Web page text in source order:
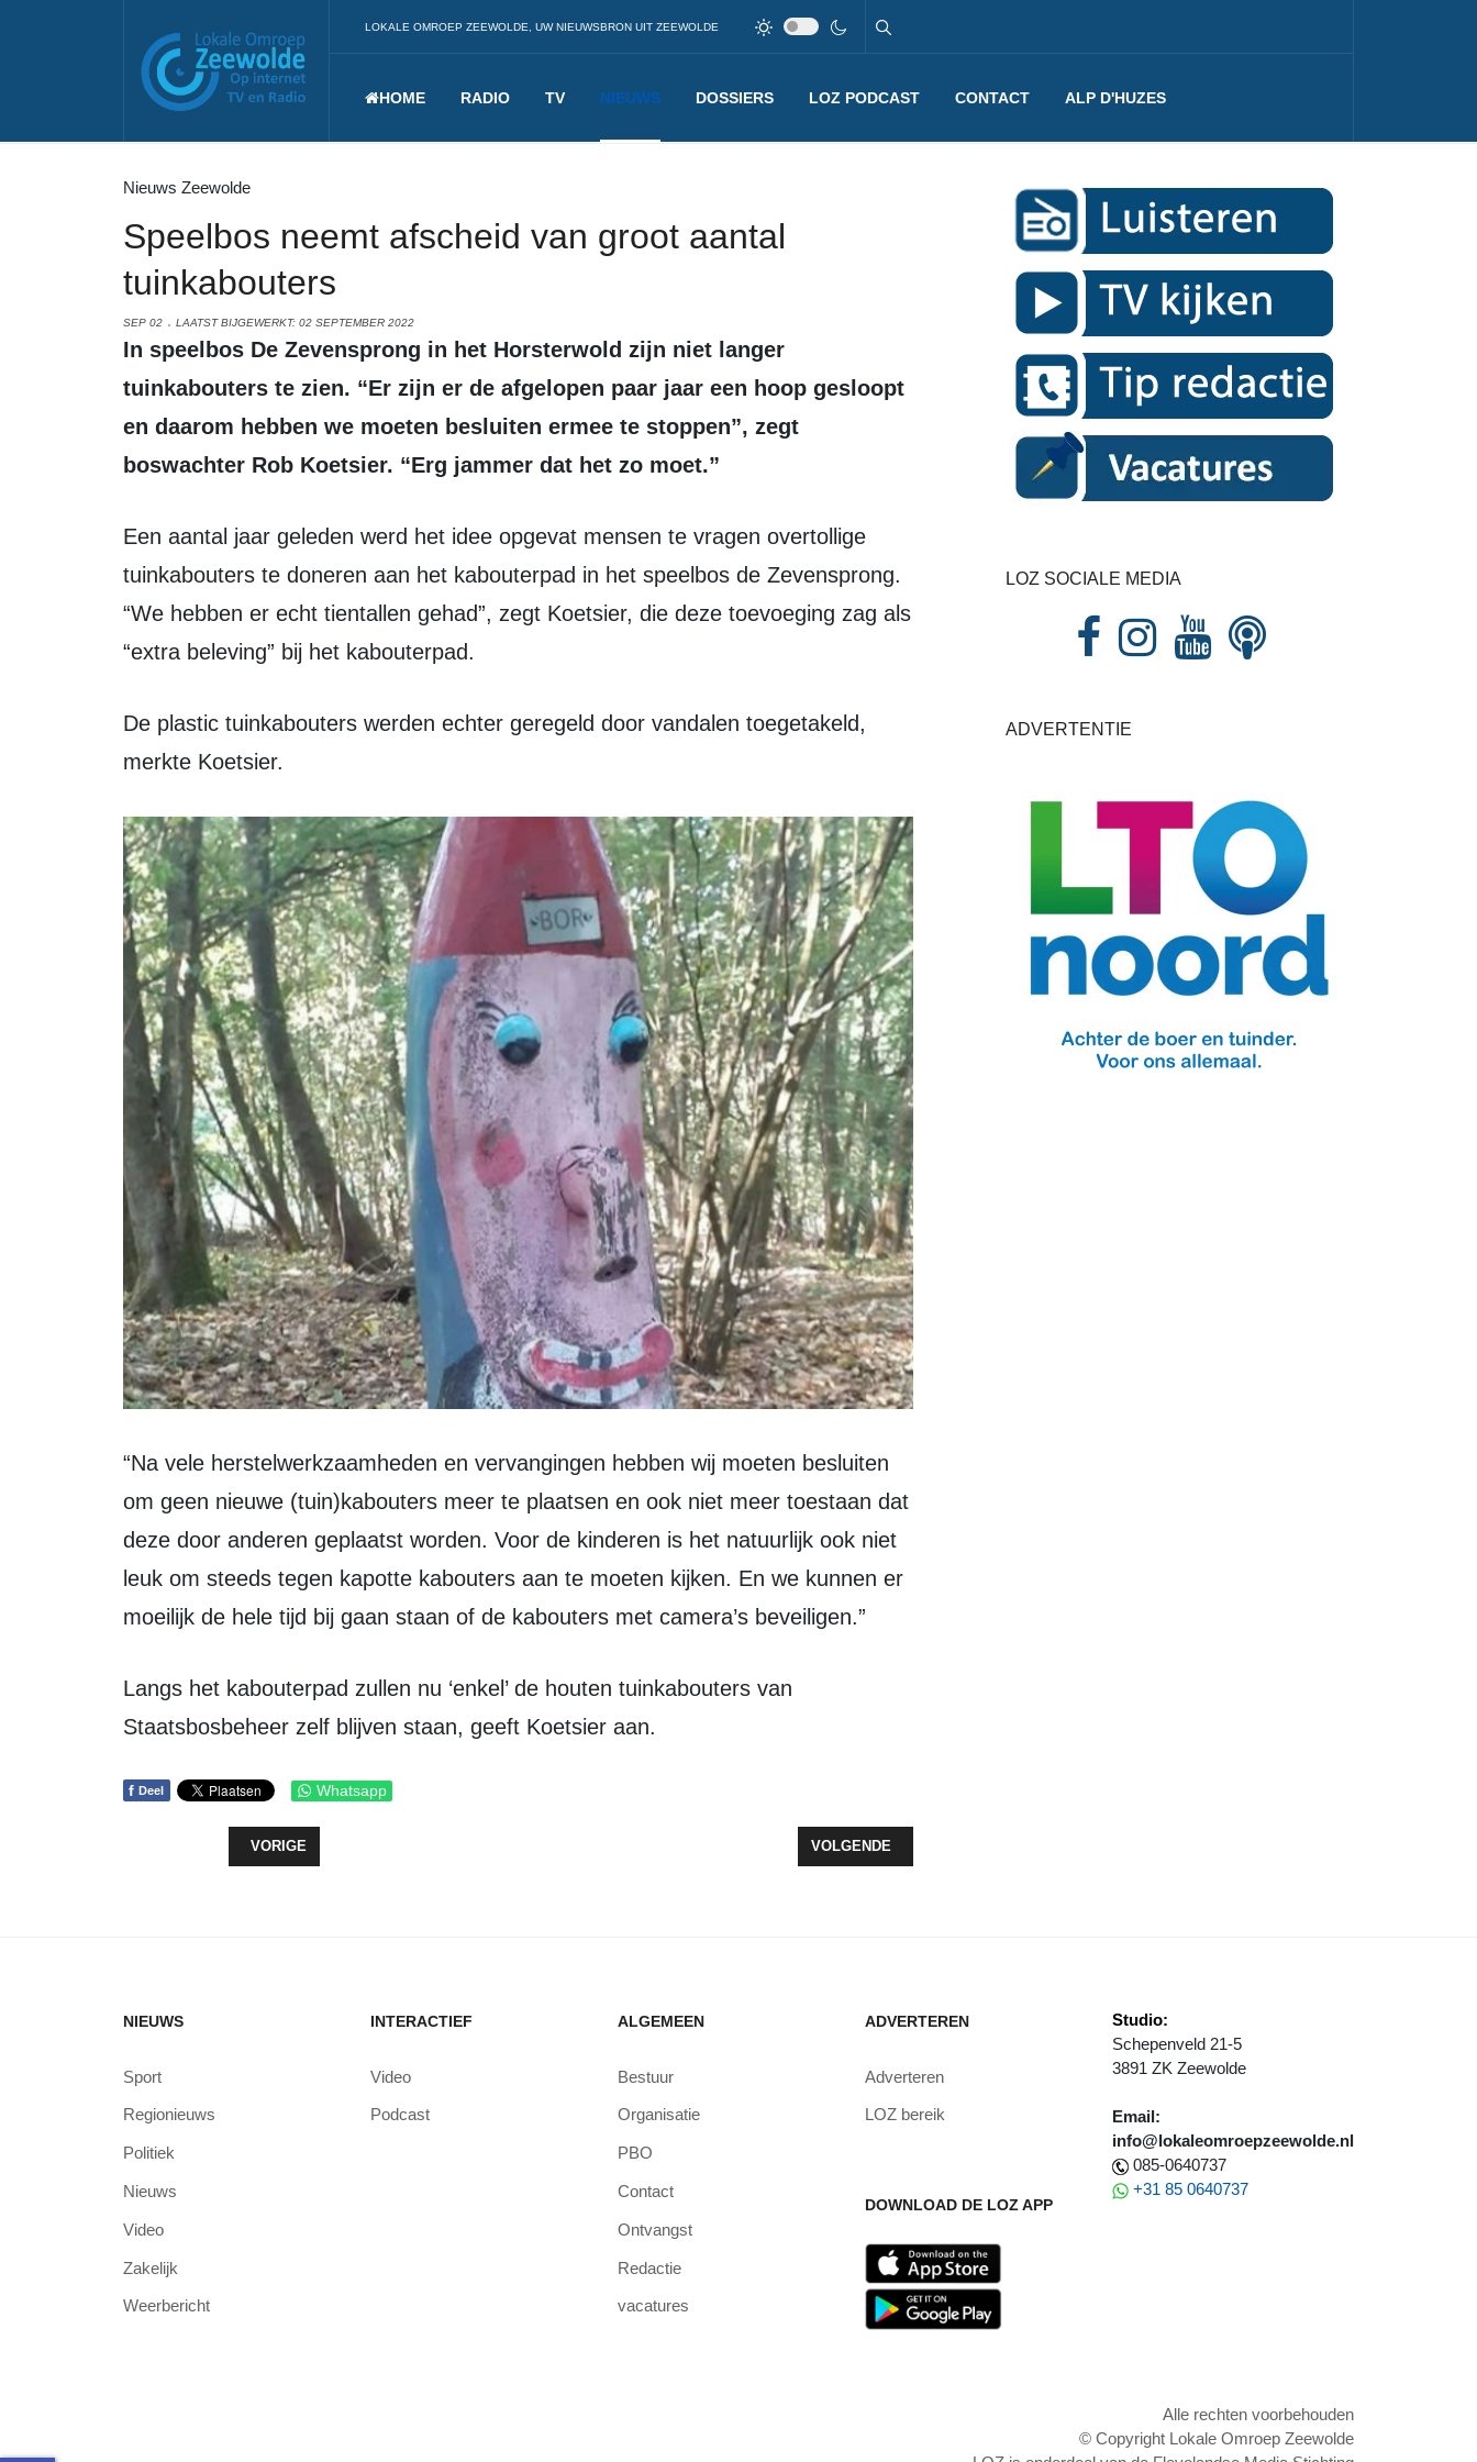
LOKALE OMROEP ZEEWOLDE, UW NIEUWSBRON UIT ZEEWOLDE
HOME RADIO TV NIEUWS DOSSIERS LOZ PODCAST CONTACT ALP D'HUZES
Nieuws Zeewolde
Speelbos neemt afscheid van groot aantal
tuinkabouters
SEP 02 LAATST BIJGEWERKT: 02 SEPTEMBER 2022
In speelbos De Zevensprong in het Horsterwold zijn niet langer
tuinkabouters te zien. “Er zijn er de afgelopen paar jaar een hoop gesloopt
en daarom hebben we moeten besluiten ermee te stoppen”, zegt
boswachter Rob Koetsier. “Erg jammer dat het zo moet.”
Een aantal jaar geleden werd het idee opgevat mensen te vragen overtollige
tuinkabouters te doneren aan het kabouterpad in het speelbos de Zevensprong.
“We hebben er echt tientallen gehad”, zegt Koetsier, die deze toevoeging zag als
“extra beleving” bij het kabouterpad.
De plastic tuinkabouters werden echter geregeld door vandalen toegetakeld,
merkte Koetsier.
“Na vele herstelwerkzaamheden en vervangingen hebben wij moeten besluiten
om geen nieuwe (tuin)kabouters meer te plaatsen en ook niet meer toestaan dat
deze door anderen geplaatst worden. Voor de kinderen is het natuurlijk ook niet
leuk om steeds tegen kapotte kabouters aan te moeten kijken. En we kunnen er
moeilijk de hele tijd bij gaan staan of de kabouters met camera’s beveiligen.”
Langs het kabouterpad zullen nu ‘enkel’ de houten tuinkabouters van
Staatsbosbeheer zelf blijven staan, geeft Koetsier aan.
f Deel Whatsapp
VORIG ARTIKEL: PINKENDAG EEN DAG MET EEN GOUDEN RANDJE
VORIGE VOLGENDE ARTIKEL: VIERTAL WONINGEN EILANDENRIJK INGEZET ALS PAUZEWONINGEN
VOLGENDE
LOZ SOCIALE MEDIA
ADVERTENTIE
NIEUWS
Sport
Regionieuws
Politiek
Nieuws
Video
Zakelijk
Weerbericht
INTERACTIEF
Video
Podcast
ALGEMEEN
Bestuur
Organisatie
PBO
Contact
Ontvangst
Redactie
vacatures
ADVERTEREN
Adverteren
LOZ bereik
DOWNLOAD DE LOZ APP
Studio:
Schepenveld 21-5
3891 ZK Zeewolde
Email:
info@lokaleomroepzeewolde.nl
085-0640737
+31 85 0640737
Alle rechten voorbehouden
© Copyright Lokale Omroep Zeewolde